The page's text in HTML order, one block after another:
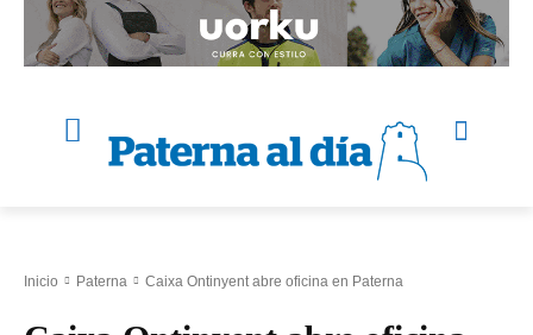
Inicio Paterna Caixa Ontinyent abre oficina en Paterna